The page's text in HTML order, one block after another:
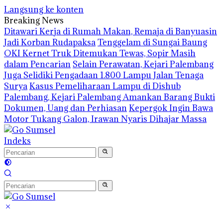
Langsung ke konten
Breaking News
Ditawari Kerja di Rumah Makan, Remaja di Banyuasin
Jadi Korban RudapaksaTenggelam di Sungai Baung
OKI Kernet Truk Ditemukan Tewas, Sopir Masih
dalam Pencarian Selain Perawatan, Kejari Palembang
Juga Selidiki Pengadaan 1.800 Lampu Jalan Tenaga
SuryaKasus Pemeliharaan Lampu di Dishub
Palembang, Kejari Palembang Amankan Barang Bukti
Dokumen, Uang dan PerhiasanKepergok Ingin Bawa
Motor Tukang Galon, Irawan Nyaris Dihajar Massa
Indeks